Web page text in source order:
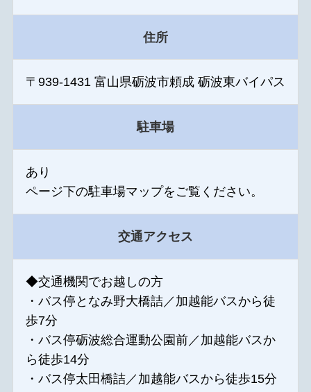
住所
〒939-1431 富山県砺波市頼成 砺波東バイパス
駐車場
あり
ページ下の駐車場マップをご覧ください。
交通アクセス
◆交通機関でお越しの方
・バス停となみ野大橋詰／加越能バスから徒
歩7分
・バス停砺波総合運動公園前／加越能バスか
ら徒歩14分
・バス停太田橋詰／加越能バスから徒歩15分